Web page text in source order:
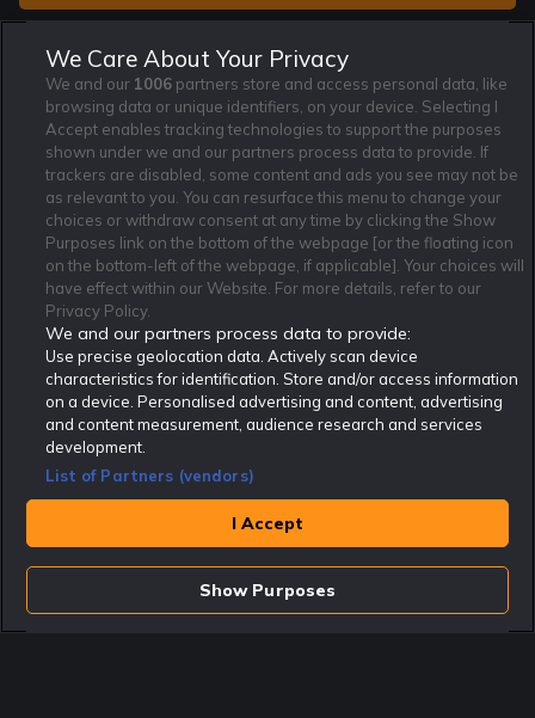
Jag vill få nyhetsbrev från Rekatochklart och jag är 18+. Regler
och villkor gäller. *
Rekatochklart.com är Sveriges ledande betting-community. 2017 nominerades
Rekatochklart som en av världens bästa spelinformations-sajter på spelbranschens egen
Oscarsgala EGR Awards.
Rekatochklart är oberoende och ej knutet till något specifikt spelbolag. Här hittar du
speltips, unika insättningsbonusar och erbjudanden från de största och mest seriösa
spelbolagen. En spelbok, spelskola, information om skador och avstängningar samt vårt
populära klotterplank.
Har du några frågor är du välkommen att
kontakta oss
Spela ansvarsfullt. Åldersgränsen för spel är 18+ Har ditt spelande blivit ett
problem? Kontakta stödlinjen på 020-81 91 00. Odds kan ändras. Alla odds var
korrekta vid den tidpunkt de publicerades. Spel utan konto innebär att man
Affiliate Modell
Om Rekatochklart
Kontakta oss
Redaktionen
Ansvarsfullt Spelande
F.A.Q
Nyhetsarkiv
Redaktionell policy
Cookie Policy
Användarvilkor
Integritetspolicy
Rekatochklart shop
We Care About Your Privacy
We and our 1006 partners store and access personal data, like
browsing data or unique identifiers, on your device. Selecting I
Accept enables tracking technologies to support the purposes
shown under we and our partners process data to provide. If
trackers are disabled, some content and ads you see may not be
as relevant to you. You can resurface this menu to change your
choices or withdraw consent at any time by clicking the Show
Purposes link on the bottom of the webpage [or the floating icon
on the bottom-left of the webpage, if applicable]. Your choices will
have effect within our Website. For more details, refer to our
Privacy Policy.
We and our partners process data to provide:
Use precise geolocation data. Actively scan device
characteristics for identification. Store and/or access information
on a device. Personalised advertising and content, advertising
and content measurement, audience research and services
development.
List of Partners (vendors)
I Accept
Show Purposes